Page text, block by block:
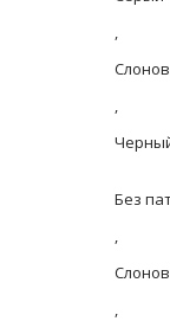
,
,
Без
,
,